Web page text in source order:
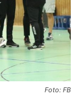
Foto: FB